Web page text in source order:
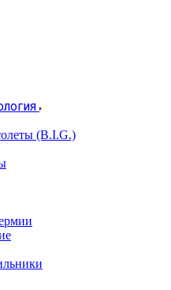
(B.I.G.)